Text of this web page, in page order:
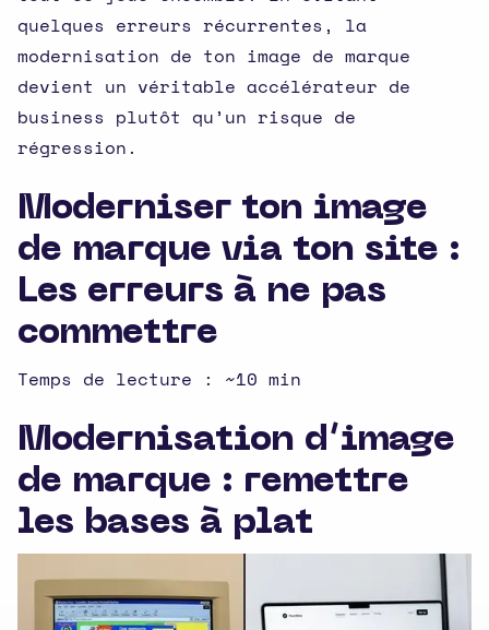
quelques erreurs récurrentes, la
modernisation de ton image de marque
devient un véritable accélérateur de
business plutôt qu’un risque de
régression.
Moderniser ton image
de marque via ton site :
Les erreurs à ne pas
commettre
Temps de lecture : ~10 min
Modernisation d’image
de marque : remettre
les bases à plat